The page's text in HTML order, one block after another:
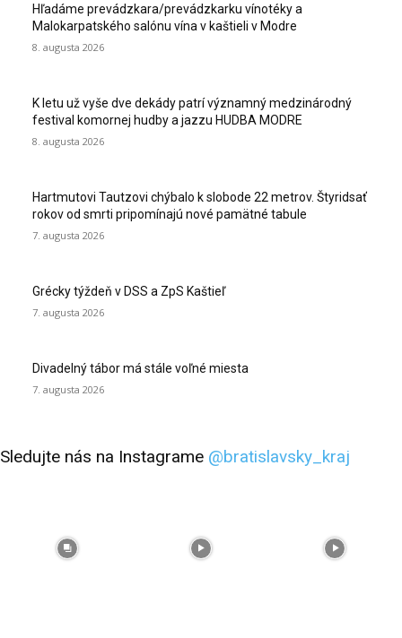
Hľadáme prevádzkara/prevádzkarku vínotéky a
Malokarpatského salónu vína v kaštieli v Modre
8. augusta 2026
K letu už vyše dve dekády patrí významný medzinárodný
festival komornej hudby a jazzu HUDBA MODRE
8. augusta 2026
Hartmutovi Tautzovi chýbalo k slobode 22 metrov. Štyridsať
rokov od smrti pripomínajú nové pamätné tabule
7. augusta 2026
Grécky týždeň v DSS a ZpS Kaštieľ
7. augusta 2026
Divadelný tábor má stále voľné miesta
7. augusta 2026
Sledujte nás na Instagrame @bratislavsky_kraj